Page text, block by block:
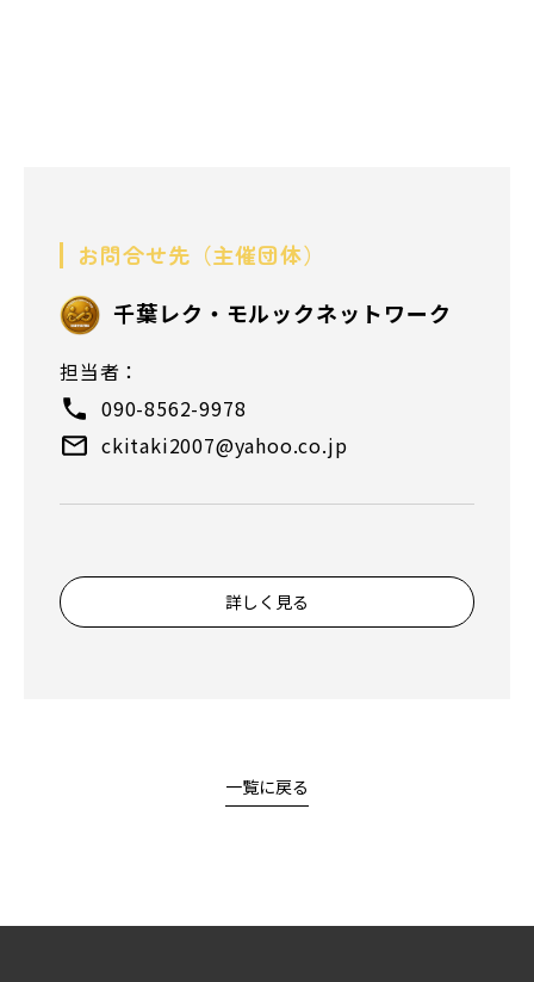
お問合せ先（主催団体）
千葉レク・モルックネットワーク
担当者：
090-8562-9978
ckitaki2007@yahoo.co.jp
詳しく見る
一覧に戻る